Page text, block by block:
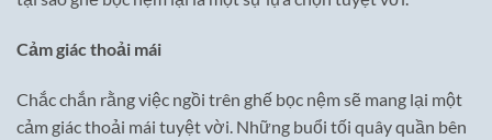
Cảm giác thoải mái
Chắc chắn rằng việc ngồi trên ghế bọc nệm sẽ mang lại một
cảm giác thoải mái tuyệt vời. Những buổi tối quây quần bên